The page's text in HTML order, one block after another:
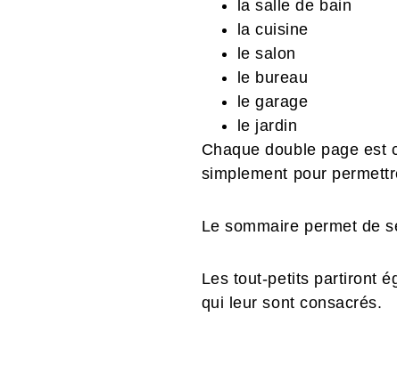
la salle de bain
la cuisine
le salon
le bureau
le garage
le jardin
Chaque double page est
simplement pour
Le sommaire permet de
Les tout-petits partiront
qui leur sont consacrés.